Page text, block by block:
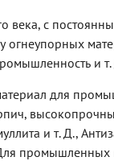
века, с
огнеупорных
и
для
и т. Д.,
промышленных